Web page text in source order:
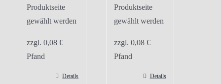
Produktseite
gewählt werden
zzgl. 0,08 €
Pfand
Details
Produktseite
gewählt werden
zzgl.0,08€
Pfand
Details